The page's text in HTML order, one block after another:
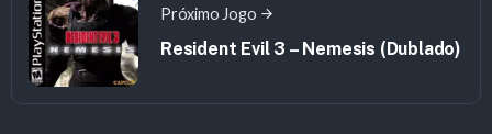
Próximo Jogo
Resident Evil 3 – Nemesis (Dublado)